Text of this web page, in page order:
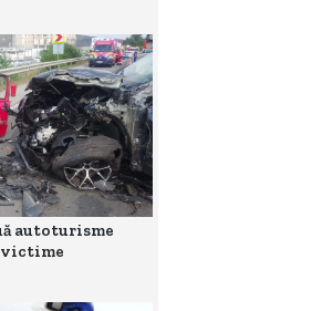
autoturisme